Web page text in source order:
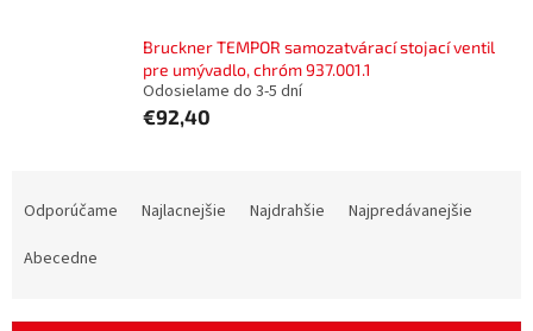
Bruckner TEMPOR samozatvárací stojací ventil
pre umývadlo, chróm 937.001.1
Odosielame do 3-5 dní
€92,40
Odporúčame Najlacnejšie Najdrahšie
Najpredávanejšie
Abecedne